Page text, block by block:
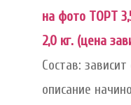
на фото ТОРТ
2,0 кг. (цена
Состав:
описание